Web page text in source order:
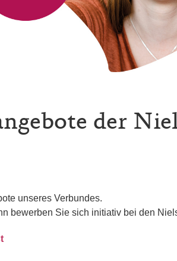
der
unseres Verbundes.
bewerben Sie sich initiativ bei den